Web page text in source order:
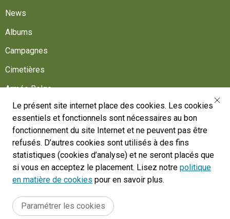
Le présent site internet place des cookies. Les cookies
essentiels et fonctionnels sont nécessaires au bon
fonctionnement du site Internet et ne peuvent pas être
refusés. D’autres cookies sont utilisés à des fins
statistiques (cookies d’analyse) et ne seront placés que
si vous en acceptez le placement. Lisez notre politique
en matière de cookies pour en savoir plus.
Paramétrer les cookies
News
Albums
Campagnes
Cimetières
Armée Belge
Aidez-nous
Suivez-nous
War Heritage Institute
Belgium, Battlefield of Europe
War dead register